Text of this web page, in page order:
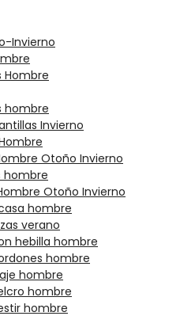
Invierno
Hombre
hombre
Invierno
Otoño Invierno
hombre
Otoño Invierno
hombre
verano
hebilla hombre
hombre
hombre
hombre
hombre